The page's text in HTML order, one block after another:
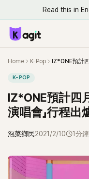
Read this in
Home K-Pop
K-POP
IZ*ONE預計四
演唱會」行程出
泡菜鄉民2021/2/10 1分